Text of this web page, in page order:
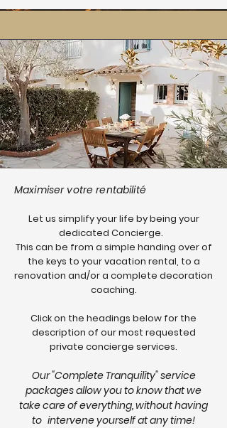
Maximiser votre rentabilité
Let us simplify your life by being your
dedicated Concierge.
This can be from a simple handing over of
the keys to your vacation rental, to a
renovation and/or a complete decoration
coaching.
Click on the headings below for the
description of our most requested
private concierge services.
Our "Complete Tranquility" service
packages allow you to know that we
take care of everything, without having
to intervene yourself at any time!